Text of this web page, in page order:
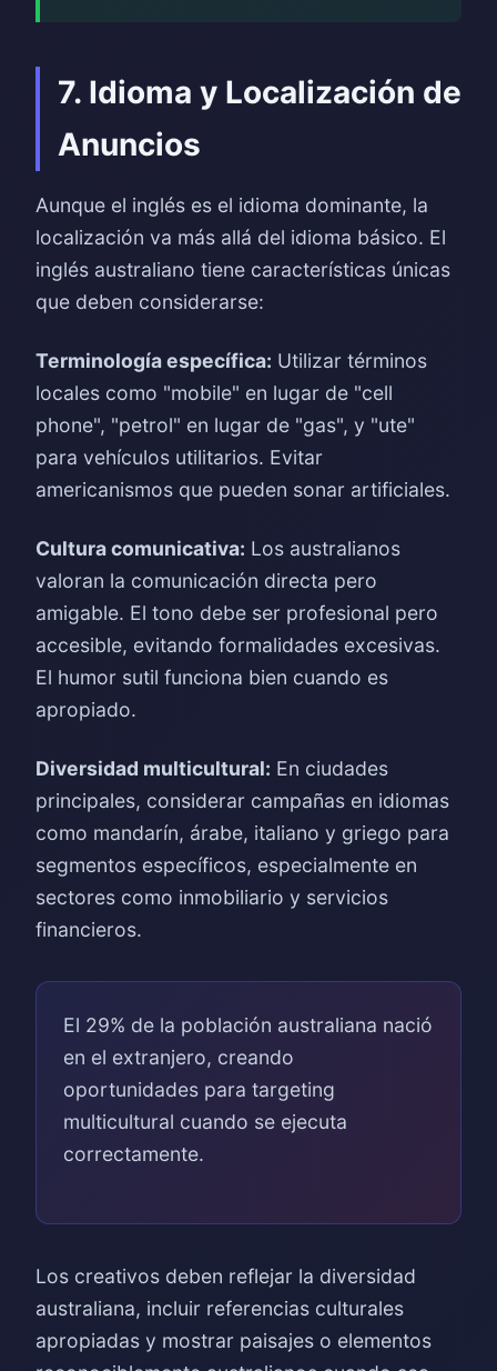
7. Idioma y Localización de
Anuncios
Aunque el inglés es el idioma dominante, la
localización va más allá del idioma básico. El
inglés australiano tiene características únicas
que deben considerarse:
Terminología específica: Utilizar términos
locales como "mobile" en lugar de "cell
phone", "petrol" en lugar de "gas", y "ute"
para vehículos utilitarios. Evitar
americanismos que pueden sonar artificiales.
Cultura comunicativa: Los australianos
valoran la comunicación directa pero
amigable. El tono debe ser profesional pero
accesible, evitando formalidades excesivas.
El humor sutil funciona bien cuando es
apropiado.
Diversidad multicultural: En ciudades
principales, considerar campañas en idiomas
como mandarín, árabe, italiano y griego para
segmentos específicos, especialmente en
sectores como inmobiliario y servicios
financieros.
El 29% de la población australiana nació
en el extranjero, creando
oportunidades para targeting
multicultural cuando se ejecuta
correctamente.
Los creativos deben reflejar la diversidad
australiana, incluir referencias culturales
apropiadas y mostrar paisajes o elementos